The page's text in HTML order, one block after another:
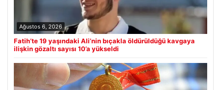
Ağustos 6, 2026
Fatih’te 19 yaşındaki Ali’nin bıçakla öldürüldüğü kavgaya
ilişkin gözaltı sayısı 10’a yükseldi